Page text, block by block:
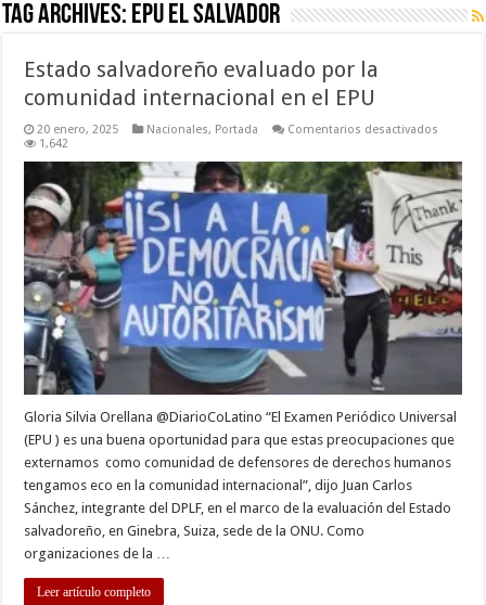
Tag Archives: EPU El Salvador
Estado salvadoreño evaluado por la
comunidad internacional en el EPU
20 enero, 2025 Nacionales, Portada Comentarios desactivados
por
la
en
el
EPU
1,642
Gloria Silvia Orellana @DiarioCoLatino “El Examen Periódico Universal
(EPU ) es una buena oportunidad para que estas preocupaciones que
externamos como comunidad de defensores de derechos humanos
tengamos eco en la comunidad internacional”, dijo Juan Carlos
Sánchez, integrante del DPLF, en el marco de la evaluación del Estado
salvadoreño, en Ginebra, Suiza, sede de la ONU. Como
organizaciones de la …
Leer artículo completo